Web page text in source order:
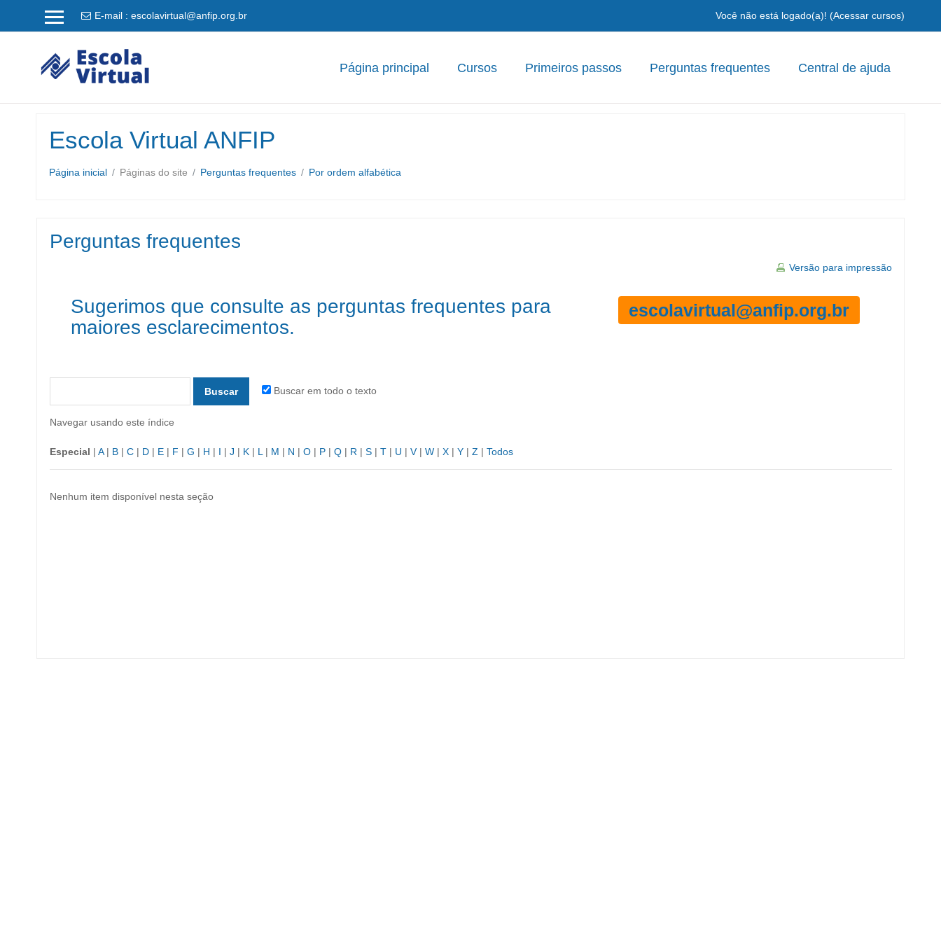
Você não está logado(a)! (Acessar cursos)
E-mail : escolavirtual@anfip.org.br
Página principal Cursos Primeiros passos Perguntas frequentes Central de ajuda
Escola Virtual ANFIP
Página inicial Páginas do site Perguntas frequentes Por ordem alfabética
Perguntas frequentes
Versão para impressão
Sugerimos que consulte as perguntas frequentes para
maiores esclarecimentos.
escolavirtual@anfip.org.br
Buscar em todo o texto
Navegar usando este índice
Especial | A| B| C| D| E| F | G | H | I | J | K| L | M | N | O| P| Q| R | S| T| U | V| W| X| Y| Z | Todos
Nenhum item disponível nesta seção